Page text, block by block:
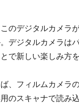
のデジタルカメラ
。デジタルカメラは
で新しい楽しみ方
、フィルムカメラ
のスキャナで読み